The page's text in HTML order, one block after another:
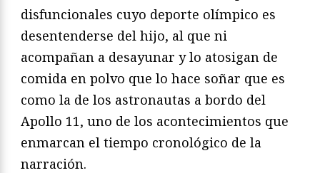
disfuncionales cuyo deporte olímpico es
desentenderse del hijo, al que ni
acompañan a desayunar y lo atosigan de
comida en polvo que lo hace soñar que es
como la de los astronautas a bordo del
Apollo 11, uno de los acontecimientos que
enmarcan el tiempo cronológico de la
narración.